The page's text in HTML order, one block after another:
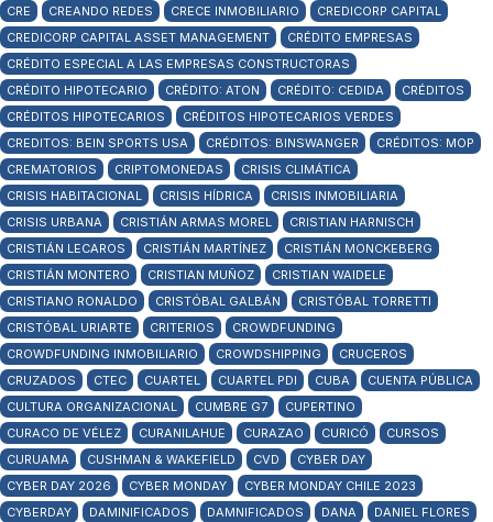
CRE
CREANDO REDES CRECE INMOBILIARIO
CREDICORP CAPITAL
CREDICORP CAPITAL ASSET MANAGEMENT
CRÉDITO EMPRESAS
CRÉDITO ESPECIAL A LAS EMPRESAS CONSTRUCTORAS
CRÉDITO HIPOTECARIO
CRÉDITO: ATON CRÉDITO: CEDIDA
CRÉDITOS
CRÉDITOS HIPOTECARIOS
CRÉDITOS HIPOTECARIOS VERDES
CREDITOS: BEIN SPORTS USA
CRÉDITOS: BINSWANGER
CRÉDITOS: MOP
CREMATORIOS
CRIPTOMONEDAS
CRISIS CLIMÁTICA
CRISIS HABITACIONAL
CRISIS HÍDRICA
CRISIS INMOBILIARIA
CRISIS URBANA
CRISTIÁN ARMAS MOREL
CRISTIAN HARNISCH
CRISTIÁN LECAROS
CRISTIÁN MARTÍNEZ
CRISTIÁN MONCKEBERG
CRISTIÁN MONTERO
CRISTIAN MUÑOZ
CRISTIAN WAIDELE
CRISTIANO RONALDO
CRISTÓBAL GALBÁN
CRISTÓBAL TORRETTI
CRISTÓBAL URIARTE
CRITERIOS
CROWDFUNDING
CROWDFUNDING INMOBILIARIO
CROWDSHIPPING
CRUCEROS
CRUZADOS
CTEC CUARTEL CUARTEL PDI CUBA
CUENTA PÚBLICA
CULTURA ORGANIZACIONAL
CUMBRE G7
CUPERTINO
CURACO DE VÉLEZ
CURANILAHUE CURAZAO CURICÓ
CURSOS
CURUAMA
CUSHMAN & WAKEFIELD CVD
CYBER DAY
CYBER DAY 2026
CYBER MONDAY
CYBER MONDAY CHILE 2023
CYBERDAY
DAMINIFICADOS DAMNIFICADOS DANA
DANIEL FLORES